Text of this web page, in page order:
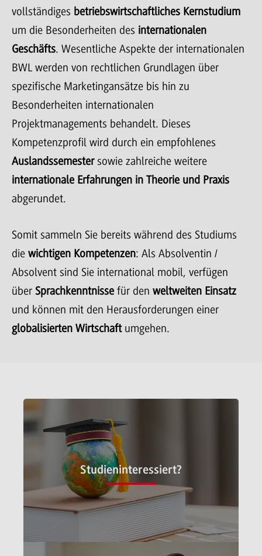
vollständiges betriebswirtschaftliches Kernstudium
um die Besonderheiten des internationalen
Geschäfts. Wesentliche Aspekte der internationalen
BWL werden von rechtlichen Grundlagen über
spezifische Marketingansätze bis hin zu
Besonderheiten internationalen
Projektmanagements behandelt. Dieses
Kompetenzprofil wird durch ein empfohlenes
Auslandssemestersowie zahlreiche weitere
internationale Erfahrungen in Theorie und Praxis
abgerundet.
Somit sammeln Sie bereits während des Studiums
die wichtigen Kompetenzen: Als Absolventin /
Absolvent sind Sie international mobil, verfügen
über Sprachkenntnisse für den weltweiten Einsatz
und können mit den Herausforderungen einer
globalisierten Wirtschaftumgehen.
Studieninteressiert?